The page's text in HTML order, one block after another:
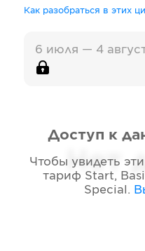
Как разобраться в этих
6 июля — 4
Нет
Доступ к
Чтобы увидеть
тариф Start,
Special .